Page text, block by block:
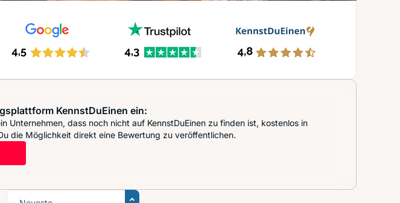
KennstDuEinen ein:
Unternehmen, dass noch nicht auf KennstDuEinen zu finden ist, kostenlos in
die Möglichkeit direkt eine Bewertung zu veröffentlichen.
Sortierung